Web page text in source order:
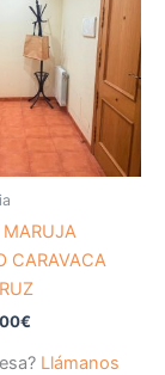
MARUJA
CARAVACA
€
Llámanos